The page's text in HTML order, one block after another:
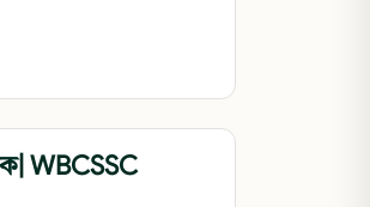
WBCSSC